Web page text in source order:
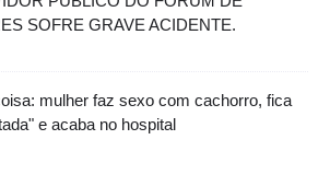
SOFRE GRAVE ACIDENTE.
mulher faz sexo com cachorro, fica
e acaba no hospital